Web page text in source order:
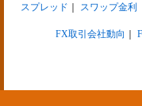
スプレッド
スワップ金利
FX取引会社動向